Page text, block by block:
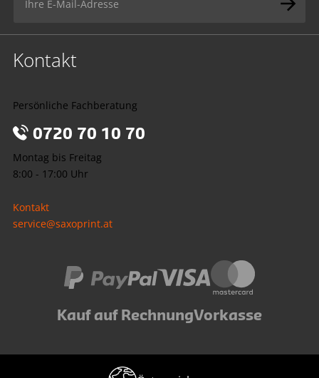
Kontakt
Persönliche Fachberatung
0720 70 10 70
Montag bis Freitag
8:00 - 17:00 Uhr
Kontakt
service@saxoprint.at
Kauf auf RechnungVorkasse